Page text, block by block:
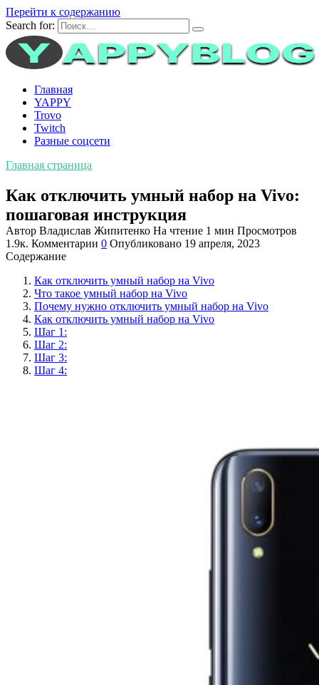
Перейти к содержанию
Search for:
Главная
YAPPY
Trovo
Twitch
Разные соцсети
Главная страница
Как отключить умный набор на Vivo:
пошаговая инструкция
Автор Владислав Жипитенко На чтение 1 мин Просмотров
1.9к. Комментарии 0 Опубликовано 19 апреля, 2023
Содержание
Как отключить умный набор на Vivo
Что такое умный набор на Vivo
Почему нужно отключить умный набор на Vivo
Как отключить умный набор на Vivo
Шаг 1:
Шаг 2:
Шаг 3:
Шаг 4: